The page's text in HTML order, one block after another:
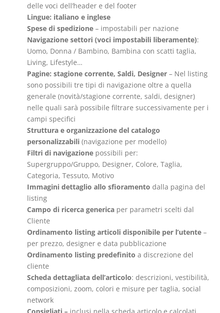
delle voci dell’header e del footer
Lingue: italiano e inglese
Spese di spedizione – impostabili per nazione
Navigazione settori (voci impostabili liberamente):
Uomo, Donna / Bambino, Bambina con scatti taglia,
Living, Lifestyle…
Pagine: stagione corrente, Saldi, Designer – Nel listing
sono possibili tre tipi di navigazione oltre a quella
generale (novità/stagione corrente, saldi, designer)
nelle quali sarà possibile filtrare successivamente per i
campi specifici
Struttura e organizzazione del catalogo
personalizzabili (navigazione per modello)
Filtri di navigazione possibili per:
Supergruppo/Gruppo, Designer, Colore, Taglia,
Categoria, Tessuto, Motivo
Immagini dettaglio allo sfioramento dalla pagina del
listing
Campo di ricerca generica per parametri scelti dal
Cliente
Ordinamento listing articoli disponibile per l’utente –
per prezzo, designer e data pubblicazione
Ordinamento listing predefinito a discrezione del
cliente
Scheda dettagliata dell’articolo: descrizioni, vestibilità,
composizioni, zoom, colori e misure per taglia, social
network